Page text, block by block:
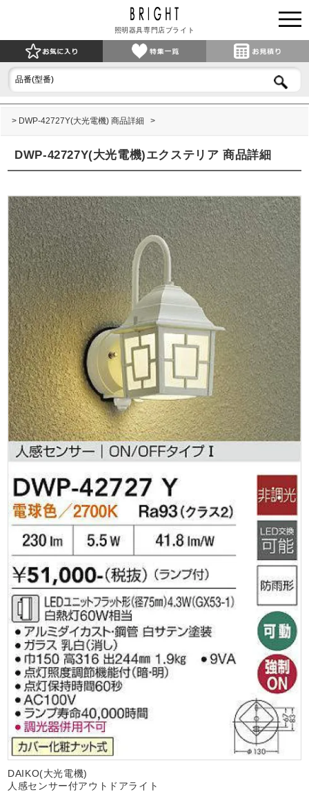
照明器具専門店ブライト
DWP-42727Y(大光電機) 商品詳細
DWP-42727Y(大光電機)エクステリア 商品詳細
DAIKO(大光電機)
人感センサー付アウトドアライト